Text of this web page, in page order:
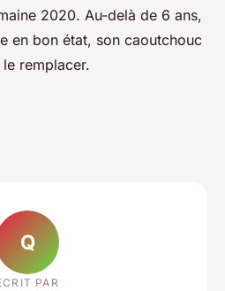
2020. Au-delà de 6 ans,
en bon état, son caoutchouc
remplacer.
Q
PAR